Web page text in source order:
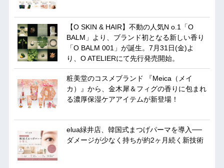
【O SKIN & HAIR】不動の人気N o.1「O
BALM」より、ブランド初となる新しい香り
「O BALM 001」が誕生。7月31日(金)よ
り、O ATELIERにて先行発売開始。
粧美堂のコスメブランド 『Meica（メイ
カ）』から、金木犀＆フィグの香りに包まれ
る濃厚保湿ケアアイテムが新登場！
elua緑井店、韓国式まつげパーマを導入──
ダメージが少なく持ちが約2ヶ月続く新技術